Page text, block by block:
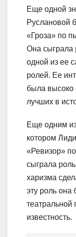
Еще одной
Руслановой
«Гроза» по
Она сыграла
одной из ее
ролей. Ее
была высоко
лучших в
Еще одним
котором
«Ревизор»
сыграла
харизма
эту роль
известность.